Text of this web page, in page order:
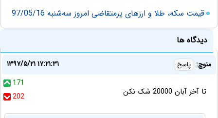
قیمت سکه، طلا و ارزهای پرمتقاضی امروز سه‌شنبه 97/05/16
دیدگاه ها
منوچ: پاسخ
۱۳۹۷/۵/۲۱ ۱۷:۲۱:۳۱
171
202
تا آخر آبان 20000 شک نکن